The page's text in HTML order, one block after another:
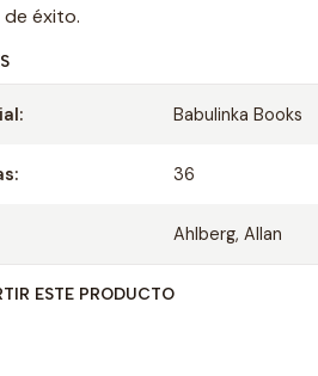
éxito.
Babulinka Books
36
Ahlberg, Allan
ESTE PRODUCTO